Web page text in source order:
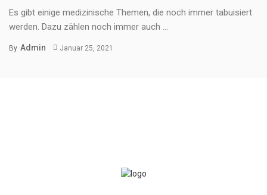
Es gibt einige medizinische Themen, die noch immer tabuisiert
werden. Dazu zählen noch immer auch ...
By Admin Januar 25, 2021